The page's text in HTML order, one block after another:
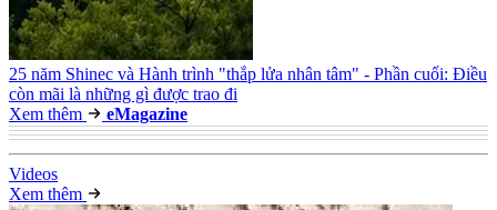
25 năm Shinec và Hành trình "thắp lửa nhân tâm" - Phần cuối: Điều
còn mãi là những gì được trao đi
Xem thêm
eMagazine
Videos
Xem thêm